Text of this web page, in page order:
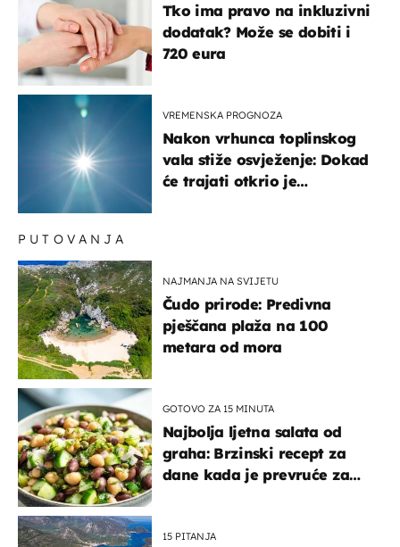
Tko ima pravo na inkluzivni
dodatak? Može se dobiti i
720 eura
VREMENSKA PROGNOZA
Nakon vrhunca toplinskog
vala stiže osvježenje: Dokad
će trajati otkrio je
PUTOVANJA
NAJMANJA NA SVIJETU
Čudo prirode: Predivna
pješčana plaža na 100
metara od mora
GOTOVO ZA 15 MINUTA
Najbolja ljetna salata od
graha: Brzinski recept za
dane kada je prevruće za
15 PITANJA